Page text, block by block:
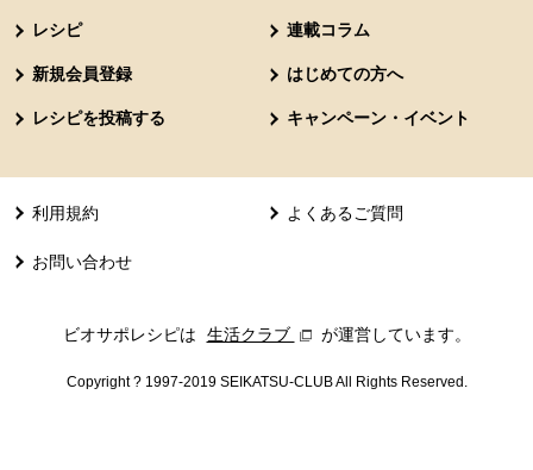
レシピ 連載コラム
新規会員登録 はじめての方へ
レシピを投稿する キャンペーン・イベント
利用規約 よくあるご質問
お問い合わせ
ビオサポレシピは 生活クラブ 別のウィンドウで開きます。
が運営しています。
Copyright ? 1997-2019 SEIKATSU-CLUB All Rights Reserved.